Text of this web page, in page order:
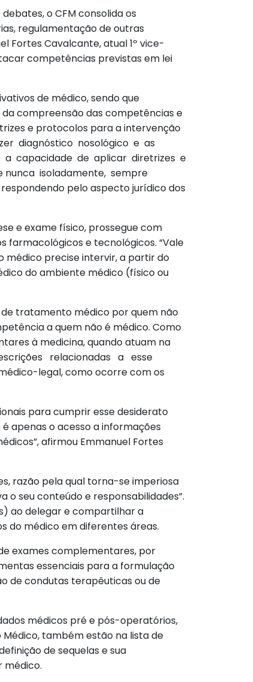
o CFM consolida os
regulamentação de outras
Fortes Cavalcante, atual 1º vice-
competências previstas em lei
de médico, sendo que
compreensão das competências e
e protocolos para a intervenção
diagnóstico nosológico e as
a capacidade de aplicar diretrizes e
nunca isoladamente, sempre
pelo aspecto jurídico dos
e exame físico, prossegue com
farmacológicos e tecnológicos. “Vale
médico precise intervir, a partir do
do ambiente médico (físico ou
tratamento médico por quem não
a quem não é médico. Como
à medicina, quando atuam na
relacionadas a esse
legal, como ocorre com os
para cumprir esse desiderato
apenas o acesso a informações
afirmou Emmanuel Fortes
razão pela qual torna-se imperiosa
o seu conteúdo e responsabilidades”.
ao delegar e compartilhar a
do médico em diferentes áreas.
exames complementares, por
essenciais para a formulação
de condutas terapêuticas ou de
médicos pré e pós-operatórios,
Médico, também estão na lista de
de sequelas e sua
médico.